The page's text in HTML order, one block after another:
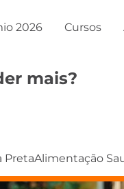
2026 Cursos
mais?
PretaAlimentação